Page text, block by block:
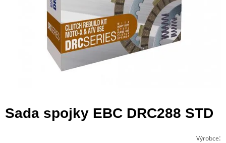
Sada spojky EBC DRC288 STD
Výrobce: